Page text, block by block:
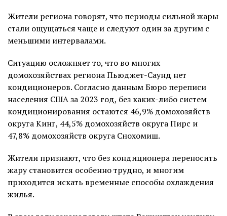
Жители региона говорят, что периоды сильной жары
стали ощущаться чаще и следуют один за другим с
меньшими интервалами.
Ситуацию осложняет то, что во многих
домохозяйствах региона Пьюджет-Саунд нет
кондиционеров. Согласно данным Бюро переписи
населения США за 2023 год, без каких-либо систем
кондиционирования остаются 46,9% домохозяйств
округа Кинг, 44,5% домохозяйств округа Пирс и
47,8% домохозяйств округа Снохомиш.
Жители признают, что без кондиционера переносить
жару становится особенно трудно, и многим
приходится искать временные способы охлаждения
жилья.